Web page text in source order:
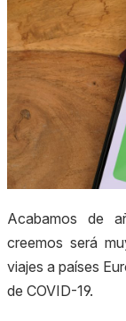
Acabamos de
creemos será
viajes a países
de COVID-19.